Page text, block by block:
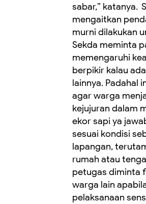
sabar,” katanya.
mengaitkan
murni dilakukan
‎Sekda meminta
memengaruhi
berpikir kalau
lainnya. Padahal
agar warga
kejujuran dalam
ekor sapi ya
sesuai kondisi
lapangan,
rumah atau
petugas diminta
warga lain
pelaksanaan